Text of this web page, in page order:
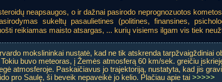
neapsaugos, o ir dažnai pasirodo neprognozuotos
sukeltų pasaulietines (politines, finansines,
reikiamas maisto atsargas, ... kurių visiems ilgam vis tiek
mokslininkai nustatė, kad ne tik atskrenda tarpžvaigždiniai
buvo meteoras, į Žemės atmosferą 60 km/sek. greičiu
atmosferoje. Paskaičiavus jo trajektoriją, nustatyta, kad jis
pro Saulę, ši beveik nepaveikė jo kelio. Plačiau apie tai >>>>>